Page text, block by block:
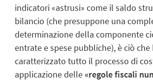
indicatori «astrusi» come il saldo
bilancio (che presuppone una
determinazione della componente
entrate e spese pubbliche), è ciò che
caratterizzato tutto il processo di
applicazione delle«regole fiscali